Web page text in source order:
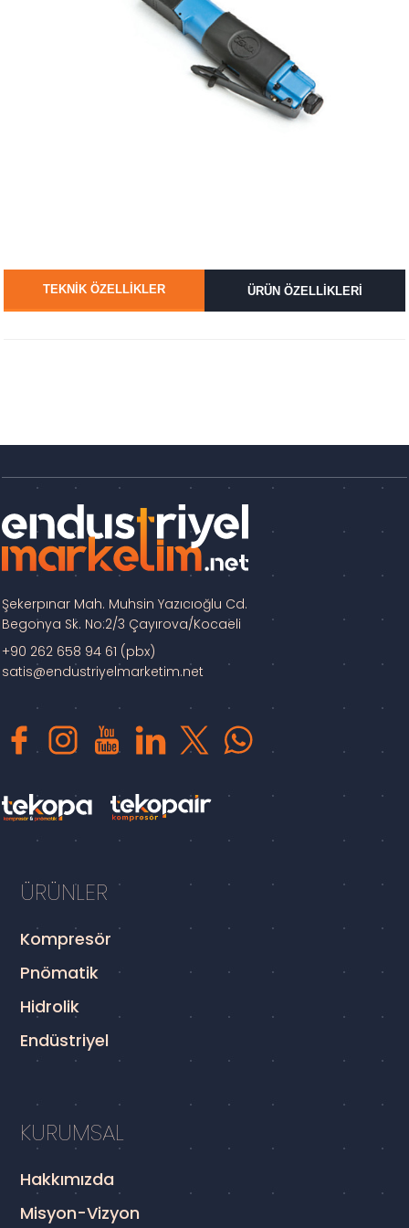
TEKNİK ÖZELLİKLER ÜRÜN ÖZELLİKLERİ
Şekerpınar Mah. Muhsin Yazıcıoğlu Cd.
Begonya Sk. No:2/3 Çayırova/Kocaeli
+90 262 658 94 61 (pbx)
satis@endustriyelmarketim.net
ÜRÜNLER
Kompresör
Pnömatik
Hidrolik
Endüstriyel
KURUMSAL
Hakkımızda
Misyon-Vizyon